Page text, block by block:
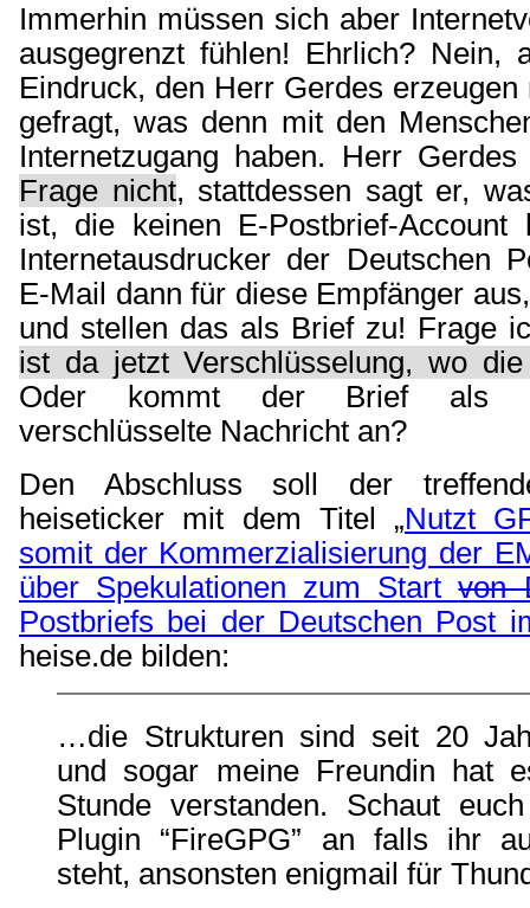
Immerhin müssen sich aber
ausgegrenzt fühlen! Ehrlich? Nein,
Eindruck, den Herr Gerdes
gefragt, was denn mit den
Internetzugang haben. Herr
Frage nicht, stattdessen sagt er,
ist, die keinen E-Postbrief-Account
Internetausdrucker der Deutschen
E-Mail dann für diese Empfänger
und stellen das als Brief zu! Frage
ist da jetzt Verschlüsselung, wo die
Oder kommt der Brief als
verschlüsselte Nachricht an?
Den Abschluss soll der
heiseticker mit dem Titel „Nutzt
somit der Kommerzialisierung der
über Spekulationen zum Startvon
Postbriefs bei der Deutschen Post
heise.de bilden:
…die Strukturen sind seit 20
und sogar meine Freundin hat
Stunde verstanden. Schaut
Plugin “FireGPG” an falls ihr
steht, ansonsten enigmail für